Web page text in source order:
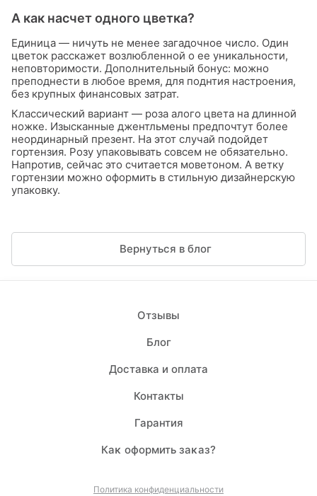
А как насчет одного цветка?
Единица — ничуть не менее загадочное число. Один
цветок расскажет возлюбленной о ее уникальности,
неповторимости. Дополнительный бонус: можно
преподнести в любое время, для поднтия настроения,
без крупных финансовых затрат.
Классический вариант — роза алого цвета на длинной
ножке. Изысканные джентльмены предпочтут более
неординарный презент. На этот случай подойдет
гортензия. Розу упаковывать совсем не обязательно.
Напротив, сейчас это считается моветоном. А ветку
гортензии можно оформить в стильную дизайнерскую
упаковку.
Вернуться в блог
Отзывы
Блог
Доставка и оплата
Контакты
Гарантия
Каĸ оформить заĸаз?
Политика конфиденциальности